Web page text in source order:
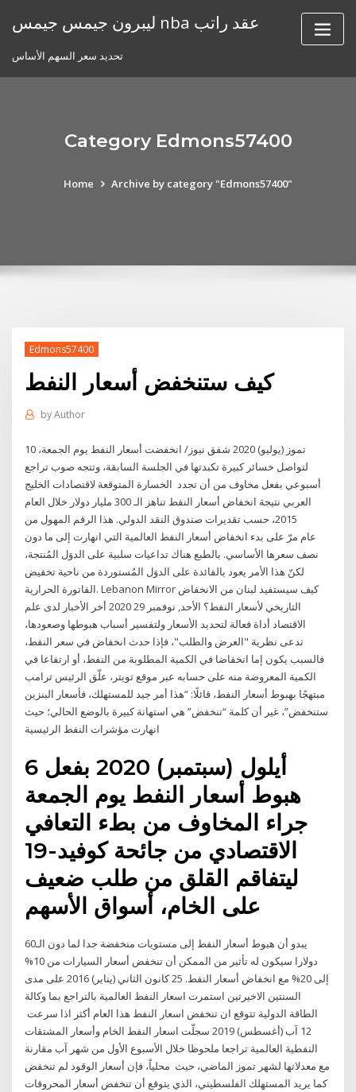
ليبرون جيمس جيمس nba عقد راتب
تحديد سعر السهم الأساس
Category Edmons57400
Home Archive by category "Edmons57400"
Edmons57400
كيف ستنخفض أسعار النفط
byAuthor
10 تموز (يوليو) 2020 شفق نيوز/ انخفضت أسعار النفط يوم الجمعة،
لتواصل خسائر كبيرة تكبدتها في الجلسة السابقة، وتتجه صوب تراجع
أسبوعي بفعل مخاوف من أن تجدد الخسارة المتوقعة لاقتصادات الخليج
العربي نتيجة انخفاض أسعار النفط تناهز الـ 300 مليار دولار خلال العام
عام مرّ على بدء انخفاض أسعار النفط العالمية التي انهارت إلى ما دون
نصف سعرها الأساسي. بالطبع هناك تداعيات سلبية على الدوَل المُنتجة،
لكنّ هذا الأمر يعود بالفائدة على الدوَل المُستوردة من ناحية تخفيض
الفاتورة الحرارية. Lebanon Mirror كيف سيستفيد لبنان من الانخفاض
التاريخي لأسعار النفط؟ الأحد, نوفمبر 29 2020 أخر الأخبار لدى علم
الاقتصاد أداة فعالة لتحديد الأسعار ولتفسير أسباب هبوطها وصعودها،
تدعى نظرية "العرض والطلب"، فإذا حدث انخفاض في سعر النفط،
فالسبب يكون إما انخفاضا في الكمية المطلوبة من النفط، أو ارتفاعا في
الكمية المعروضة منه على حسابه عبر موقع تويتر، علّق الرئيس ترامب
مبتهجًا بهبوط أسعار النفط، قائلًا: “هذا أمر جيد للمستهلك، فأسعار البنزين
ستنخفض”، غير أن كلمة “تنخفض” هي استهانة كبيرة بالوضع الحالي؛ حيث
انهارت مؤشرات النفط الرئيسية
6 أيلول (سبتمبر) 2020 بفعل
هبوط أسعار النفط يوم الجمعة
جراء المخاوف من بطء التعافي
الاقتصادي من جائحة كوفيد-19
ليتفاقم القلق من طلب ضعيف
يبدو أن هبوط أسعار النفط إلى مستويات منخفضة جدا لما دون الـ60
دولارا سيكون له تأثير من الممكن أن تنخفض أسعار السيارات من 10%
إلى 20% مع انخفاض أسعار النفط. 25 كانون الثاني (يناير) 2016 على مدى
السنتين الاخيرتين استمرت اسعار النفط العالمية بالتراجع بما وكالة
الطاقة الدولية تتوقع ان تنخفض اسعار النفط هذا العام أكثر اذا سرعت
12 آب (أغسطس) 2019 سجلّت اسعار النفط الخام وأسعار المشتقات
النفطية العالمية تراجعا ملحوظا خلال الأسبوع الأول من شهر آب مقارنة
مع معدلاتها لشهر تموز الماضي، حيث محلياً، فإن أسعار الوقود لم تنخفض
كما يريد المستهلك الفلسطيني، الذي يتوقع أن تنخفض أسعار المحروقات